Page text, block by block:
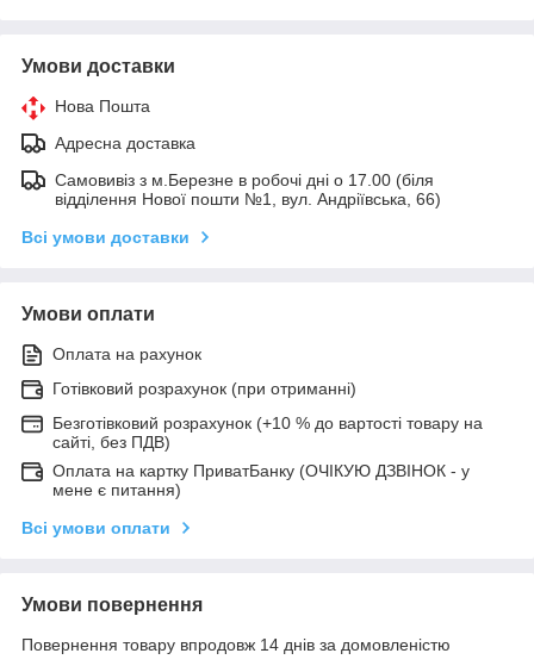
Умови доставки
Нова Пошта
Адресна доставка
Самовивіз з м.Березне в робочі дні о 17.00 (біля
відділення Нової пошти №1, вул. Андріївська, 66)
Всі умови доставки
Умови оплати
Оплата на рахунок
Готівковий розрахунок (при отриманні)
Безготівковий розрахунок (+10 % до вартості товару на
сайті, без ПДВ)
Оплата на картку ПриватБанку (ОЧІКУЮ ДЗВІНОК - у
мене є питання)
Всі умови оплати
Умови повернення
Повернення товару впродовж 14 днів за домовленістю